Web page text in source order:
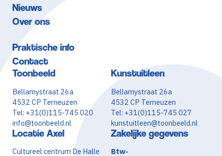
Nieuws
Over ons
Praktische info
Contact
Toonbeeld
Bellamystraat 26a
4532 CP Terneuzen
Tel: +31(0)115-745 020
info@toonbeeld.nl
Kunstuitleen
Bellamystraat 26a
4532 CP Terneuzen
Tel: +31(0)115-745 027
kunstuitleen@toonbeeld.nl
Locatie Axel
Cultureel centrum De Halle
Zakelijke gegevens
Btw-